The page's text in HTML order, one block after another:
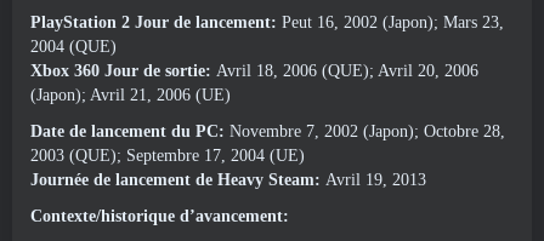
PlayStation 2 Jour de lancement: Peut 16, 2002 (Japon); Mars 23,
2004 (QUE)
Xbox 360 Jour de sortie: Avril 18, 2006 (QUE); Avril 20, 2006
(Japon); Avril 21, 2006 (UE)
Date de lancement du PC: Novembre 7, 2002 (Japon); Octobre 28,
2003 (QUE); Septembre 17, 2004 (UE)
Journée de lancement de Heavy Steam: Avril 19, 2013
Contexte/historique d’avancement: